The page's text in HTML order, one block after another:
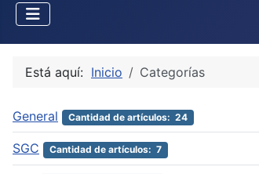
Está aquí: Inicio Categorías
General Cantidad de artículos: 24
SGC Cantidad de artículos: 7